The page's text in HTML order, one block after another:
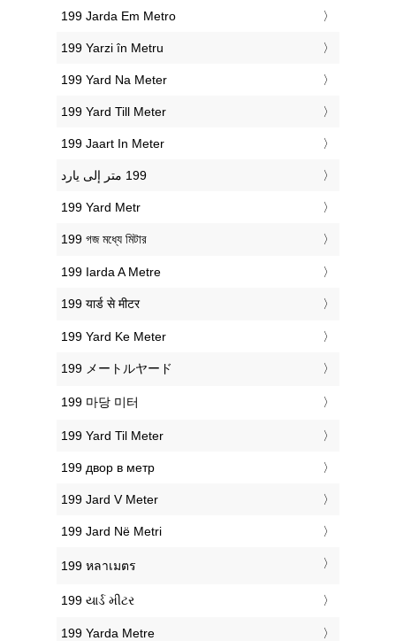
‎199 Jarda Em Metro
‎199 Yarzi în Metru
‎199 Yard Na Meter
‎199 Yard Till Meter
‎199 Jaart In Meter
‎199 Yard Metr
‎199 গজ মধ্যে মিটার
‎199 Iarda A Metre
‎199 यार्ड से मीटर
‎199 Yard Ke Meter
‎199 メートルヤード
‎199 마당 미터
‎199 Yard Til Meter
‎199 двор в метр
‎199 Jard V Meter
‎199 Jard Në Metri
‎199 หลาเมตร
‎199 યાર્ડ મીટર
‎199 Yarda Metre